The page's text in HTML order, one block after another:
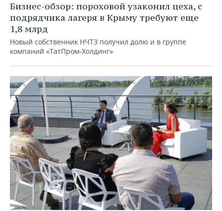
Бизнес-обзор: пороховой узаконил цеха, с
подрядчика лагеря в Крыму требуют еще
1,8 млрд
Новый собственник НЧТЗ получил долю и в группе
компаний «ТатПром-Холдинг»